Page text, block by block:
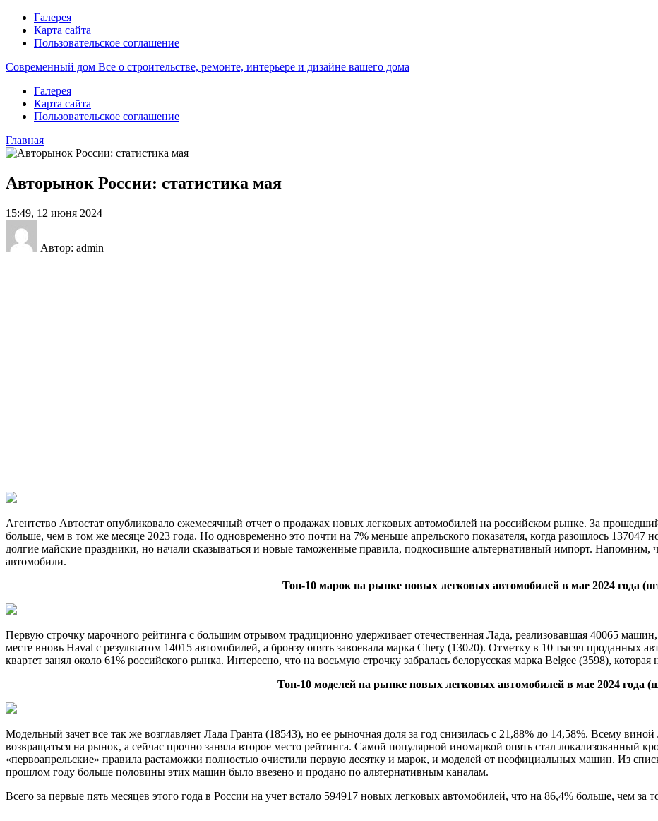
Галерея
Карта сайта
Пользовательское соглашение
Современный дом Все о строительстве, ремонте, интерьере и дизайне вашего дома
Галерея
Карта сайта
Пользовательское соглашение
Главная
Авторынок России: статистика мая
15:49, 12 июня 2024
Автор: admin
Агентство Автостат опубликовало ежемесячный отчет о продажах новых легковых автомобилей на российском рынке. За
больше, чем в том же месяце 2023 года. Но одновременно это почти на 7% меньше апрельского показателя, когда разошлось 137047
долгие майские праздники, но начали сказываться и новые таможенные правила, подкосившие альтернативный импорт. Напомним,
автомобили.
Топ-10 марок на рынке новых легковых автомобилей в мае 2024 года
Первую строчку марочного рейтинга с большим отрывом традиционно удерживает отечественная Лада, реализовавшая 40065
месте вновь Haval с результатом 14015 автомобилей, а бронзу опять завоевала марка Chery (13020). Отметку в 10 тысяч проданных
квартет занял около 61% российского рынка. Интересно, что на восьмую строчку забралась белорусская марка Belgee (3598),
Топ-10 моделей на рынке новых легковых автомобилей в мае 2024 года
Модельный зачет все так же возглавляет Лада Гранта (18543), но ее рыночная доля за год снизилась с 21,88% до 14,58%. Всему
возвращаться на рынок, а сейчас прочно заняла второе место рейтинга. Самой популярной иномаркой опять стал локализованный
«первоапрельские» правила растаможки полностью очистили первую десятку и марок, и моделей от неофициальных машин. Из
прошлом году больше половины этих машин было ввезено и продано по альтернативным каналам.
Всего за первые пять месяцев этого года в России на учет встало 594917 новых легковых автомобилей, что на 86,4% больше, чем за